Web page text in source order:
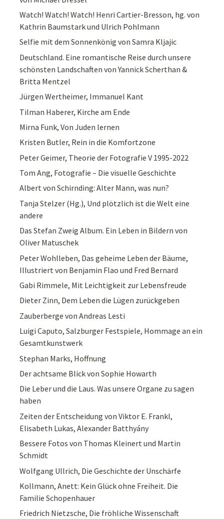
Watch! Watch! Watch! Henri Cartier-Bresson, hg. von
Kathrin Baumstark und Ulrich Pohlmann
Selfie mit dem Sonnenkönig von Samra Kljajic
Deutschland. Eine romantische Reise durch unsere
schönsten Landschaften von Yannick Scherthan &
Britta Mentzel
Jürgen Wertheimer, Immanuel Kant
Tilman Haberer, Kirche am Ende
Mirna Funk, Von Juden lernen
Kristen Butler, Rein in die Komfortzone
Peter Geimer, Theorie der Fotografie V 1995-2022
Tom Ang, Fotografie – Die visuelle Geschichte
Albert von Schirnding: Alter Mann, was nun?
Tanja Stelzer (Hg.), Und plötzlich ist die Welt eine
andere
Das Stefan Zweig Album. Ein Leben in Bildern von
Oliver Matuschek
Peter Wohlleben, Das geheime Leben der Bäume,
Illustriert von Benjamin Flao und Fred Bernard
Gabi Rimmele, Mit Leichtigkeit zur Lebensfreude
Dieter Zinn, Dem Leben die Lügen zurückgeben
Zauberberge von Andreas Lesti
Luigi Caputo, Salzburger Festspiele, Hommage an ein
Gesamtkunstwerk
Stephan Marks, Hoffnung
Der achtsame Blick von Sophie Howarth
Die Leber und die Laus. Was unsere Organe zu sagen
haben
Zeiten der Entscheidung von Viktor E. Frankl,
Elisabeth Lukas, Alexander Batthyány
Bessere Fotos von Thomas Kleinert und Martin
Schmidt
Wolfgang Ullrich, Die Geschichte der Unschärfe
Kollmann, Anett: Kein Glück ohne Freiheit. Die
Familie Schopenhauer
Friedrich Nietzsche, Die fröhliche Wissenschaft